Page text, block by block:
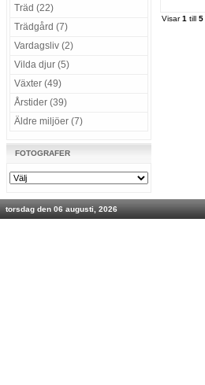
Träd (22)
Trädgård (7)
Vardagsliv (2)
Vilda djur (5)
Växter (49)
Årstider (39)
Äldre miljöer (7)
FOTOGRAFER
Visar1 till 5
torsdag den 06 augusti, 2026